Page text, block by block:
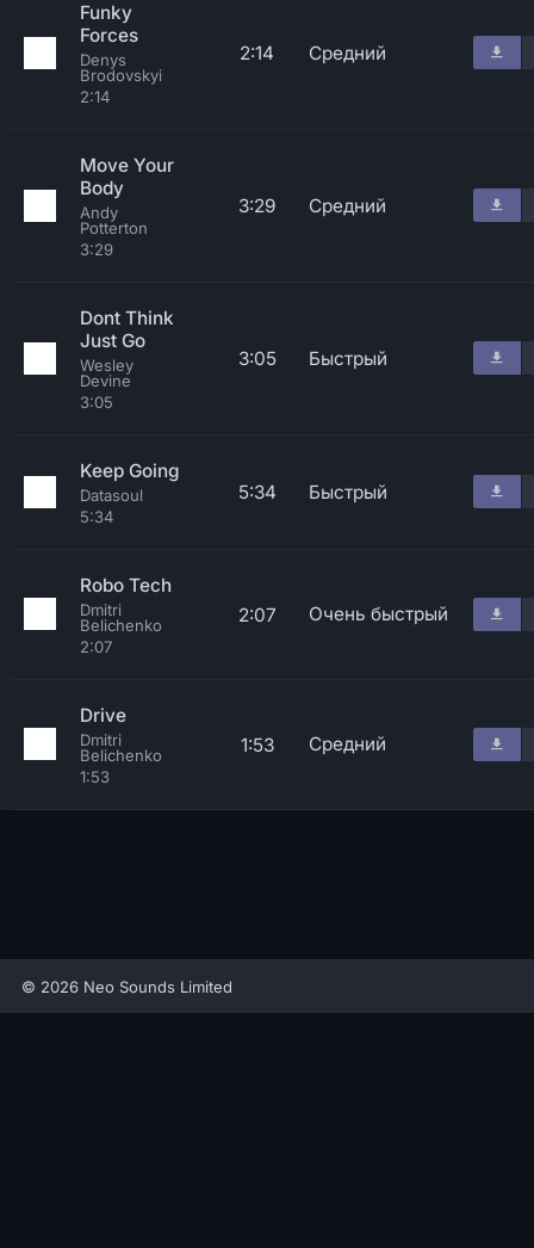
Funky
Forces
Denys
Brodovskyi
2:14
2:14 Средний
Move Your
Body
Andy
Potterton
3:29
3:29 Средний
Dont Think
Just Go
Wesley
Devine
3:05
3:05 Быстрый
Keep Going
Datasoul
5:34
5:34 Быстрый
Robo Tech
Dmitri
Belichenko
2:07
2:07 Очень быстрый
Drive
Dmitri
Belichenko
1:53
1:53 Средний
© 2026 Neo Sounds Limited